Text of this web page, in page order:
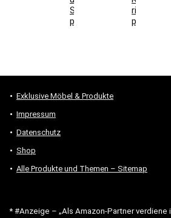
Stromanschluss
prüfen
richtig
prüfen
Exklusive Möbel & Produkte
Impressum
Datenschutz
Shop
Alle Produkte und Themen – Sitemap
* #Anzeige – „Als Amazon-Partner verdiene